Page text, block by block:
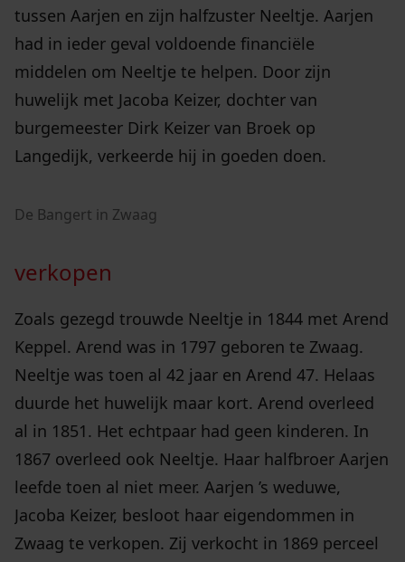
tussen Aarjen en zijn halfzuster Neeltje. Aarjen
had in ieder geval voldoende financiële
middelen om Neeltje te helpen. Door zijn
huwelijk met Jacoba Keizer, dochter van
burgemeester Dirk Keizer van Broek op
Langedijk, verkeerde hij in goeden doen.
De Bangert in Zwaag
verkopen
Zoals gezegd trouwde Neeltje in 1844 met Arend
Keppel. Arend was in 1797 geboren te Zwaag.
Neeltje was toen al 42 jaar en Arend 47. Helaas
duurde het huwelijk maar kort. Arend overleed
al in 1851. Het echtpaar had geen kinderen. In
1867 overleed ook Neeltje. Haar halfbroer Aarjen
leefde toen al niet meer. Aarjen ’s weduwe,
Jacoba Keizer, besloot haar eigendommen in
Zwaag te verkopen. Zij verkocht in 1869 perceel